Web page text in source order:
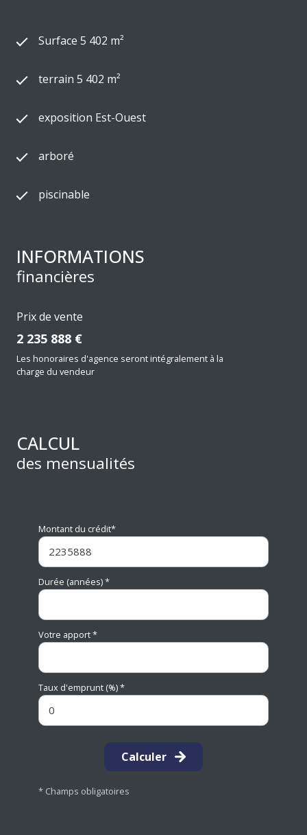
Surface 5 402 m²
terrain 5 402 m²
exposition Est-Ouest
arboré
piscinable
INFORMATIONS
financières
Prix de vente
2 235 888 €
Les honoraires d'agence seront intégralement à la
charge du vendeur
CALCUL
des mensualités
Montant du crédit*
Durée (années) *
Votre apport *
Taux d'emprunt (%) *
Calculer
* Champs obligatoires